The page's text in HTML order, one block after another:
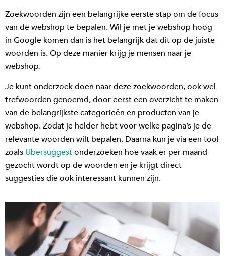
Zoekwoorden zijn een belangrijke eerste stap om de focus
van de webshop te bepalen. Wil je met je webshop hoog
in Google komen dan is het belangrijk dat dit op de juiste
woorden is. Op deze manier krijg je mensen naar je
webshop.
Je kunt onderzoek doen naar deze zoekwoorden, ook wel
trefwoorden genoemd, door eerst een overzicht te maken
van de belangrijkste categorieën en producten van je
webshop. Zodat je helder hebt voor welke pagina’s je de
relevante woorden wilt bepalen. Daarna kun je via een tool
zoals Ubersuggestonderzoeken hoe vaak er per maand
gezocht wordt op de woorden en je krijgt direct
suggesties die ook interessant kunnen zijn.